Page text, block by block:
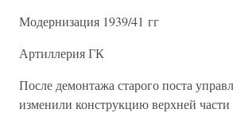
Модернизация 1939/41 гг
Артиллерия ГК
После демонтажа старого поста
изменили конструкцию верхней